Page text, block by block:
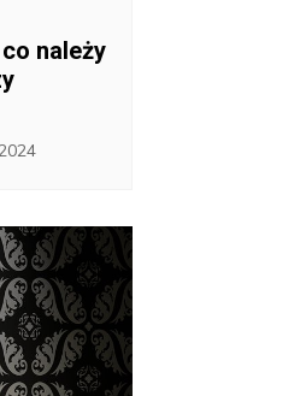
należy